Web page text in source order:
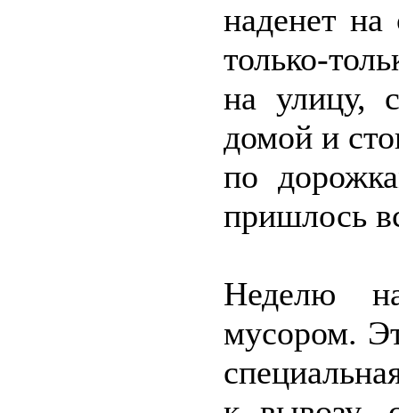
наденет
только-
на улицу,
домой и
по
пришлось
Неделю
мусором.